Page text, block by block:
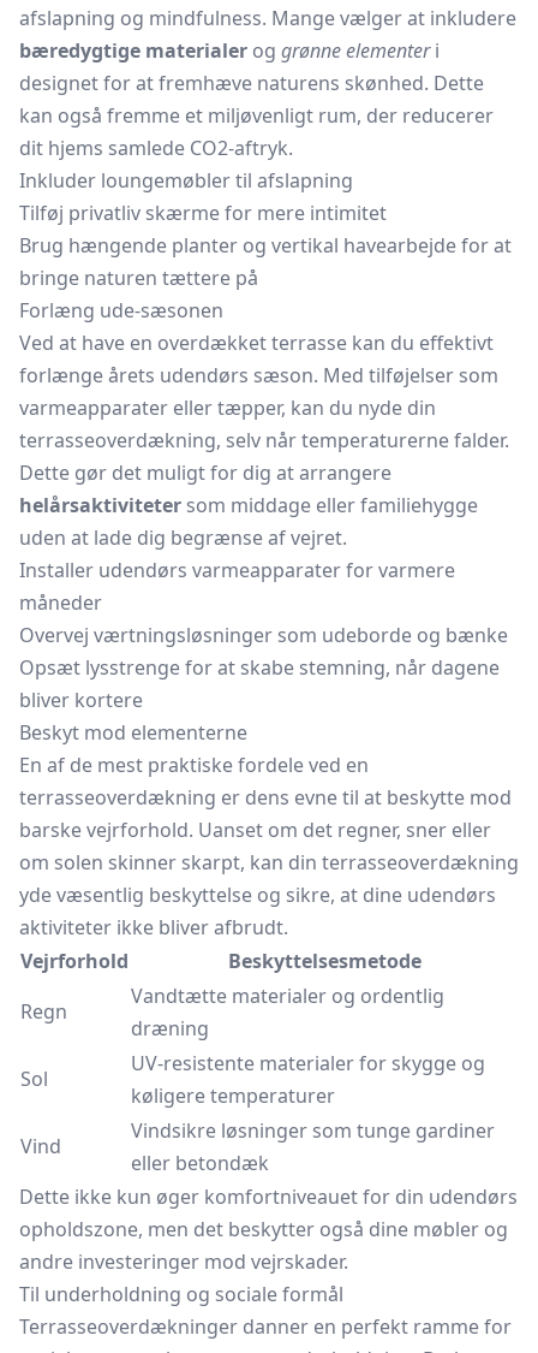
afslapning og mindfulness. Mange vælger at inkludere
bæredygtige materialer og grønne elementeri
designet for at fremhæve naturens skønhed. Dette
kan også fremme et miljøvenligt rum, der reducerer
dit hjems samlede CO2-aftryk.
Inkluder loungemøbler til afslapning
Tilføj privatliv skærme for mere intimitet
Brug hængende planter og vertikal havearbejde for at
bringe naturen tættere på
Forlæng ude-sæsonen
Ved at have en overdækket terrasse kan du effektivt
forlænge årets udendørs sæson. Med tilføjelser som
varmeapparater eller tæpper, kan du nyde din
terrasseoverdækning, selv når temperaturerne falder.
Dette gør det muligt for dig at arrangere
helårsaktiviteter som middage eller familiehygge
uden at lade dig begrænse af vejret.
Installer udendørs varmeapparater for varmere
måneder
Overvej værtningsløsninger som udeborde og bænke
Opsæt lysstrenge for at skabe stemning, når dagene
bliver kortere
Beskyt mod elementerne
En af de mest praktiske fordele ved en
terrasseoverdækning er dens evne til at beskytte mod
barske vejrforhold. Uanset om det regner, sner eller
om solen skinner skarpt, kan din terrasseoverdækning
yde væsentlig beskyttelse og sikre, at dine udendørs
aktiviteter ikke bliver afbrudt.
Vejrforhold
Beskyttelsesmetode
Regn
Vandtætte materialer og ordentlig
dræning
Sol
UV-resistente materialer for skygge og
køligere temperaturer
Vind
Vindsikre løsninger som tunge gardiner
eller betondæk
Dette ikke kun øger komfortniveauet for din udendørs
opholdszone, men det beskytter også dine møbler og
andre investeringer mod vejrskader.
Til underholdning og sociale formål
Terrasseoverdækninger danner en perfekt ramme for